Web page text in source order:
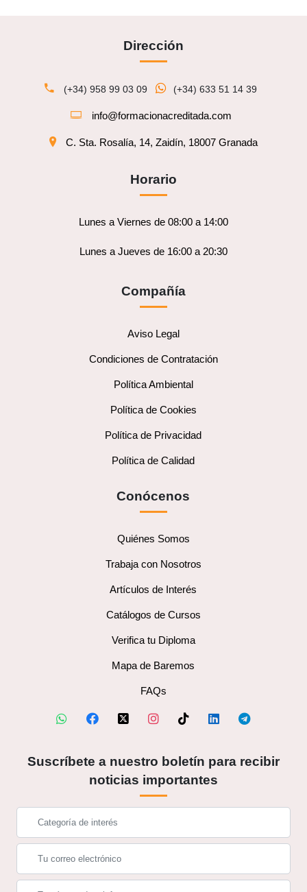
Dirección
(+34) 958 99 03 09 (+34) 633 51 14 39
info@formacionacreditada.com
C. Sta. Rosalía, 14, Zaidín, 18007 Granada
Horario
Lunes a Viernes de 08:00 a 14:00
Lunes a Jueves de 16:00 a 20:30
Compañía
Aviso Legal
Condiciones de Contratación
Política Ambiental
Política de Cookies
Política de Privacidad
Política de Calidad
Conócenos
Quiénes Somos
Trabaja con Nosotros
Artículos de Interés
Catálogos de Cursos
Verifica tu Diploma
Mapa de Baremos
FAQs
Suscríbete a nuestro boletín para recibir
noticias importantes